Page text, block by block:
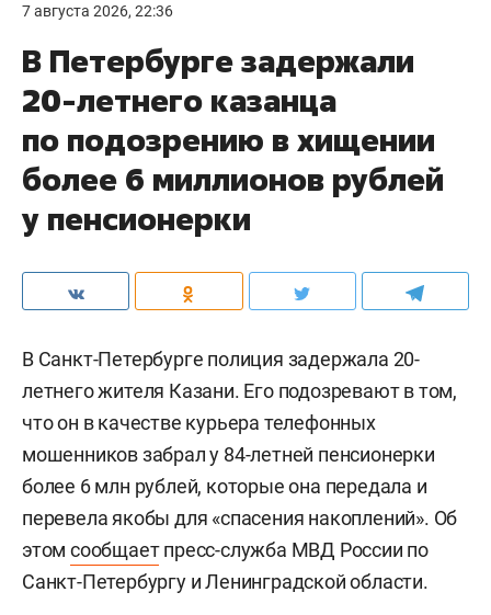
7 августа 2026, 22:36
В Петербурге задержали
20-летнего казанца
по подозрению в хищении
более 6 миллионов рублей
у пенсионерки
В Санкт-Петербурге полиция задержала 20-
летнего жителя Казани. Его подозревают в том,
что он в качестве курьера телефонных
мошенников забрал у 84-летней пенсионерки
более 6 млн рублей, которые она передала и
перевела якобы для «спасения накоплений». Об
этом сообщаетпресс-служба МВД России по
Санкт-Петербургу и Ленинградской области.